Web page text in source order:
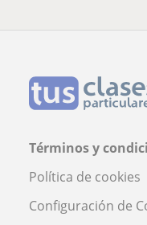
Términos y
Política de cookies
Configuración de